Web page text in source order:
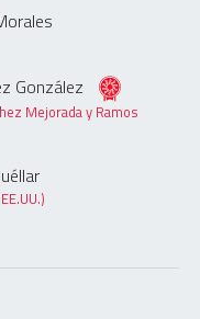
González
Mejorada y Ramos